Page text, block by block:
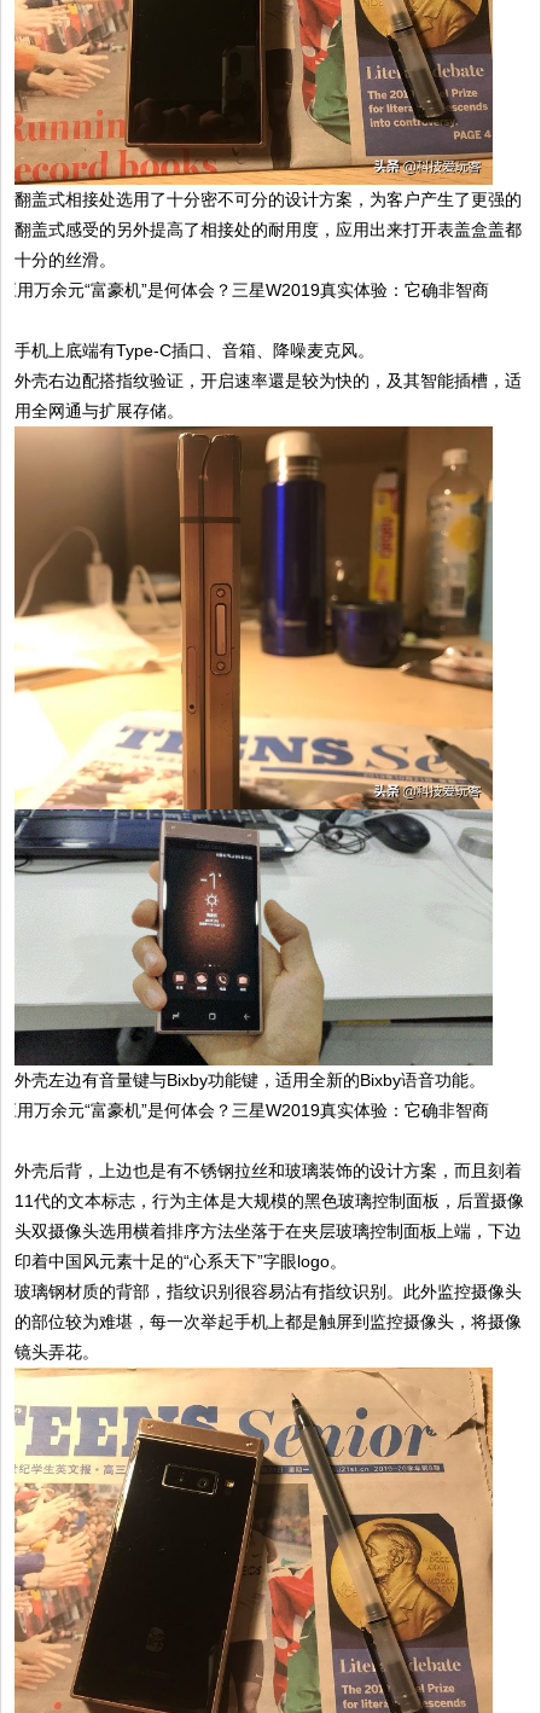
翻盖式相接处选用了十分密不可分的设计方案，为客户产生了更强的
翻盖式感受的另外提高了相接处的耐用度，应用出来打开表盖盒盖都
十分的丝滑。
手机上底端有Type-C插口、音箱、降噪麦克风。
外壳右边配搭指纹验证，开启速率還是较为快的，及其智能插槽，适
用全网通与扩展存储。
外壳左边有音量键与Bixby功能键，适用全新的Bixby语音功能。
外壳后背，上边也是有不锈钢拉丝和玻璃装饰的设计方案，而且刻着
11代的文本标志，行为主体是大规模的黑色玻璃控制面板，后置摄像
头双摄像头选用横着排序方法坐落于在夹层玻璃控制面板上端，下边
印着中国风元素十足的“心系天下”字眼logo。
玻璃钢材质的背部，指纹识别很容易沾有指纹识别。此外监控摄像头
的部位较为难堪，每一次举起手机上都是触屏到监控摄像头，将摄像
镜头弄花。